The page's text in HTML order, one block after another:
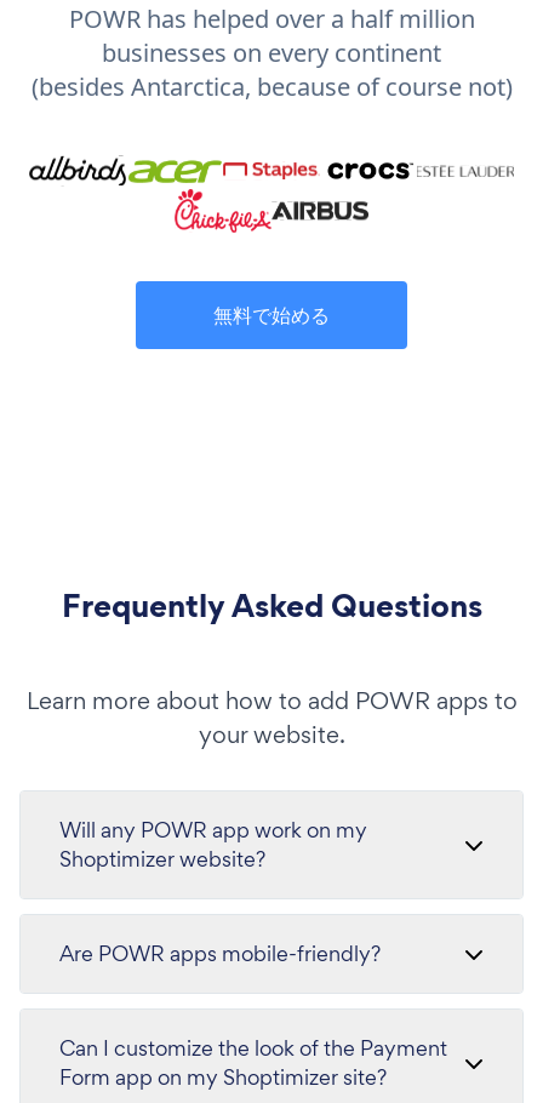
POWR has helped over a half million
businesses on every continent
(besides Antarctica, because of course not)
無料で始める
Frequently Asked Questions
Learn more about how to add POWR apps to
your website.
Will any POWR app work on my
Shoptimizer website?
Are POWR apps mobile-friendly?
Can I customize the look of the Payment
Form app on my Shoptimizer site?